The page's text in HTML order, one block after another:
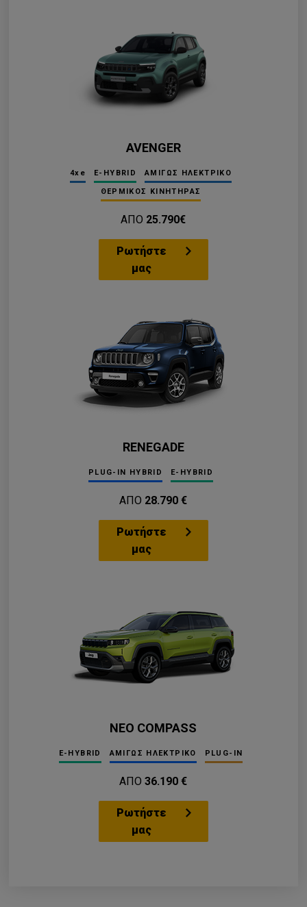
AVENGER
4xe E-HYBRID ΑΜΙΓΩΣ ΗΛΕΚΤΡΙΚΟ
ΘΕΡΜΙΚΟΣ ΚΙΝΗΤΗΡΑΣ
ΑΠΟ 25.790€
Ρωτήστε
μας
RENEGADE
PLUG-IN HYBRID E-HYBRID
ΑΠΟ 28.790 €
Ρωτήστε
μας
ΝΕΟ COMPASS
E-HYBRID ΑΜΙΓΩΣ ΗΛΕΚΤΡΙΚΟ PLUG-IN
ΑΠΟ36.190 €
Ρωτήστε
μας